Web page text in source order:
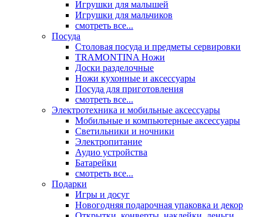
Игрушки для малышей
Игрушки для мальчиков
смотреть все...
Посуда
Столовая посуда и предметы сервировки
TRAMONTINA Ножи
Доски разделочные
Ножи кухонные и аксессуары
Посуда для приготовления
смотреть все...
Электротехника и мобильные аксессуары
Мобильные и компьютерные аксессуары
Светильники и ночники
Электропитание
Аудио устройства
Батарейки
смотреть все...
Подарки
Игры и досуг
Новогодняя подарочная упаковка и декор